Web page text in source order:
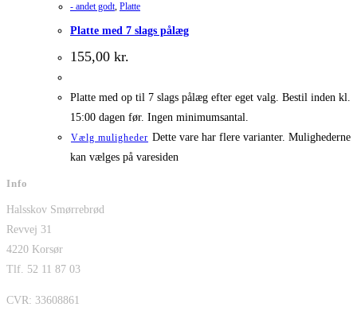
- andet godt, Platte
Platte med 7 slags pålæg
155,00 kr.
Platte med op til 7 slags pålæg efter eget valg. Bestil inden kl.
15:00 dagen før. Ingen minimumsantal.
Vælg muligheder Dette vare har flere varianter. Mulighederne
kan vælges på varesiden
Info
Halsskov Smørrebrød
Revvej 31
4220 Korsør
Tlf. 52 11 87 03
CVR: 33608861